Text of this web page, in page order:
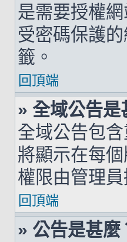
是需要授權
受密碼保護
籤。
回頂端
» 全域公告是
全域公告包
將顯示在每
權限由管理員
回頂端
» 公告是甚麼